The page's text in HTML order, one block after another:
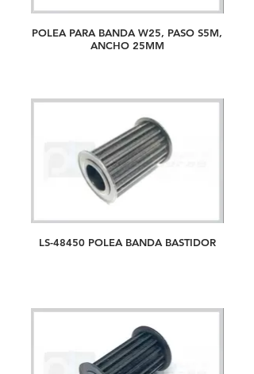
POLEA PARA BANDA W25, PASO S5M,
ANCHO 25MM
LS-48450 POLEA BANDA BASTIDOR